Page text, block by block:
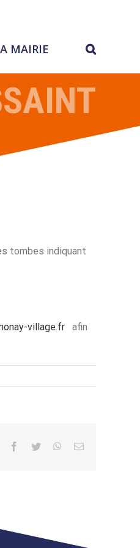
MAIRIE
tombes indiquant
village.fr afin
Facebook
Twitter WhatsApp
Email